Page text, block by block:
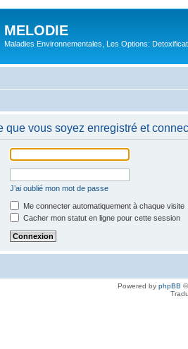
MELODIE
Maladies Environnementales, Les Options:
que vous soyez enregistré et
J’ai oublié mon mot de passe
Me connecter automatiquement à chaque visite
Cacher mon statut en ligne pour cette session
Powered by phpBB